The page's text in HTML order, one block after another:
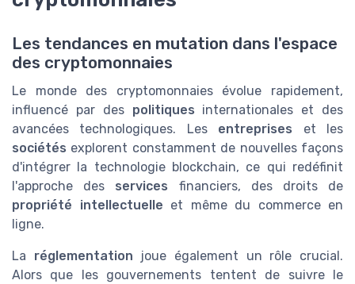
Les tendances en mutation dans l'espace
des cryptomonnaies
Le monde des cryptomonnaies évolue rapidement,
influencé par des politiques internationales et des
avancées technologiques. Les entreprises et les
sociétés explorent constamment de nouvelles façons
d'intégrer la technologie blockchain, ce qui redéfinit
l'approche des services financiers, des droits de
propriété intellectuelle et même du commerce en
ligne.
La réglementation joue également un rôle crucial.
Alors que les gouvernements tentent de suivre le